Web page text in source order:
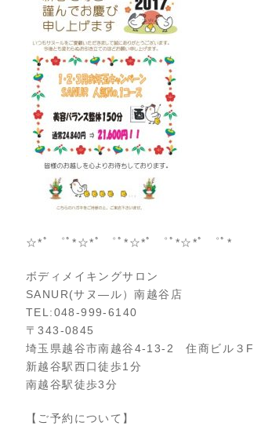
☆*ﾟ ゜ﾟ*☆*ﾟ ゜ﾟ*☆*ﾟ ゜ﾟ*☆*ﾟ ゜ﾟ*
ボディメイキングサロン
SANUR(サヌ―ル）南越谷店
TEL:048-999-6140
〒343-0845
埼玉県越谷市南越谷4‐13‐2 住商ビル３F
新越谷駅西口徒歩1分
南越谷駅徒歩3分
【ご予約について】